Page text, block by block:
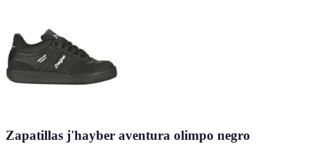
Zapatillas j'hayber aventura olimpo negro